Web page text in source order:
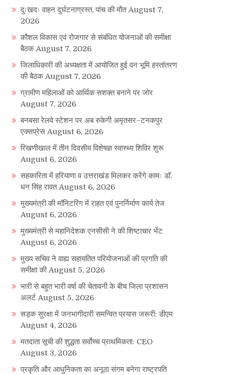
दुःखदः वाहन दुर्घटनाग्रस्त, पांच की मौत August 7,
2026
कौशल विकास एवं रोजगार से संबंधित योजनाओं की समीक्षा
बैठक August 7, 2026
जिलाधिकारी की अध्यक्षता में आयोजित हुई वन भूमि हस्तांतरण
की बैठक August 7, 2026
ग्रामीण महिलाओं को आर्थिक सशक्त बनाने पर जोर
August 7, 2026
बनबसा रेलवे स्टेशन पर अब रुकेगी अमृतसर–टनकपुर
एक्सप्रेस August 6, 2026
रिखणीखाल में तीन दिवसीय विशेषज्ञ स्वास्थ्य शिविर शुरू
August 6, 2026
सहकारिता में हरियाणा व उत्तराखंड मिलकर करेंगे कामः डाॅ.
धन सिंह रावत August 6, 2026
मुख्यमंत्री की मॉनिटरिंग में राहत एवं पुनर्निर्माण कार्य तेज
August 6, 2026
मुख्यमंत्री से महानिदेशक एनसीसी ने की शिष्टाचार भेंट
August 6, 2026
मुख्य सचिव ने वाह्य सहायतित परियोजनाओं की प्रगति की
समीक्षा की August 5, 2026
भारी से बहुत भारी वर्षा की चेतावनी के बीच जिला प्रशासन
अलर्ट August 5, 2026
सड़क सुरक्षा में जनभागीदारी समन्वित प्रयास जरूरी: डीएम
August 4, 2026
मतदाता सूची की शुद्धता सर्वाेच्च प्राथमिकता: CEO
August 3, 2026
प्रकृति और आधुनिकता का अनूठा संगम बनेगा राष्ट्रपति